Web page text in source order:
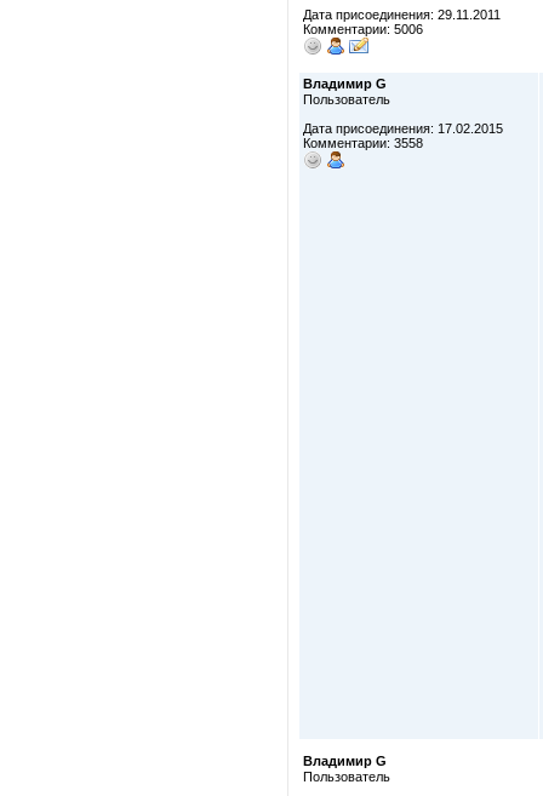
Дата присоединения: 29.11.2011
Комментарии: 5006
Владимир G
Пользователь
Дата присоединения: 17.02.2015
Комментарии: 3558
Владимир G
Пользователь